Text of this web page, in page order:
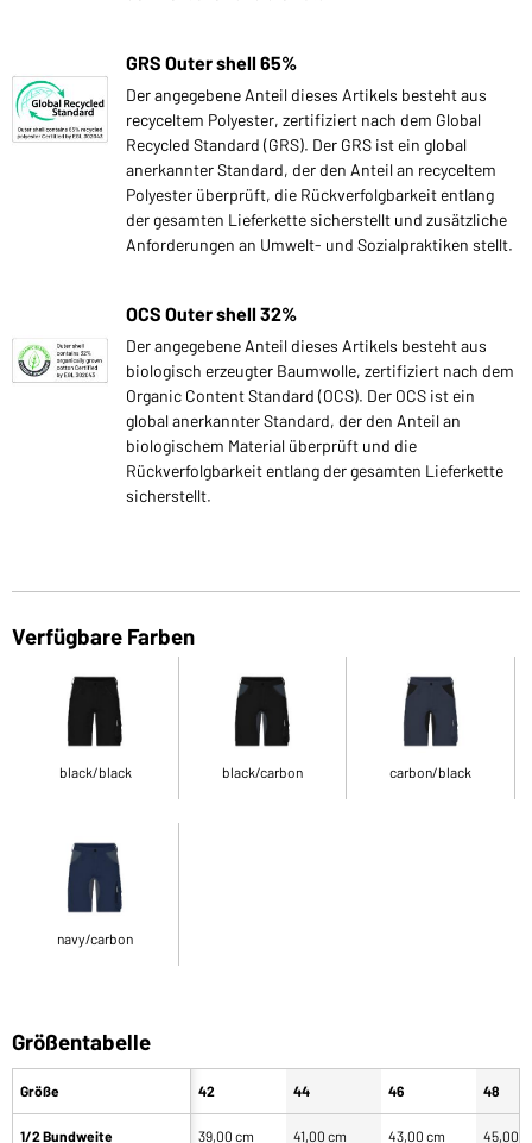
GRS Outer shell 65%
Der angegebene Anteil dieses Artikels besteht aus
recyceltem Polyester, zertifiziert nach dem Global
Recycled Standard (GRS). Der GRS ist ein global
anerkannter Standard, der den Anteil an recyceltem
Polyester überprüft, die Rückverfolgbarkeit entlang
der gesamten Lieferkette sicherstellt und zusätzliche
Anforderungen an Umwelt- und Sozialpraktiken stellt.
OCS Outer shell 32%
Der angegebene Anteil dieses Artikels besteht aus
biologisch erzeugter Baumwolle, zertifiziert nach dem
Organic Content Standard (OCS). Der OCS ist ein
global anerkannter Standard, der den Anteil an
biologischem Material überprüft und die
Rückverfolgbarkeit entlang der gesamten Lieferkette
sicherstellt.
Verfügbare Farben
black/black black/carbon carbon/black
navy/carbon
Größentabelle
Größe
1/2 Bundweite
42 44 46 48
39,00 cm 41,00 cm 43,00 cm 45,00